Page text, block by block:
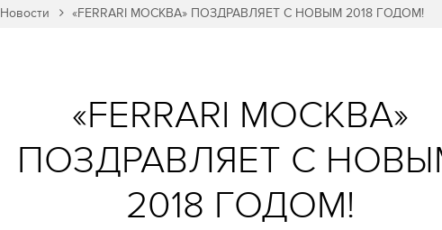
Новости «FERRARI МОСКВА» ПОЗДРАВЛЯЕТ С НОВЫМ 2018 ГОДОМ!
«FERRARI МОСКВА»
ПОЗДРАВЛЯЕТ С
2018 ГОДОМ!